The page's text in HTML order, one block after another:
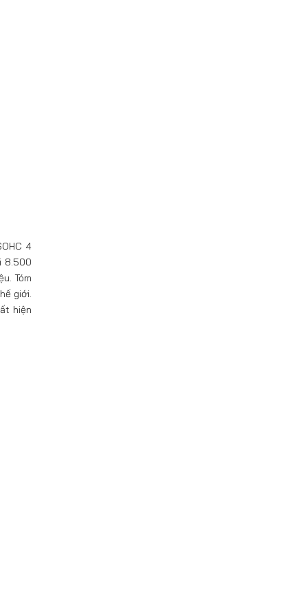
4
8.500
Tóm
giới.
hiện